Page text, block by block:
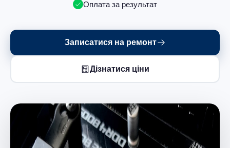
Оплата за результат
Записатися на ремонт
Дізнатися ціни